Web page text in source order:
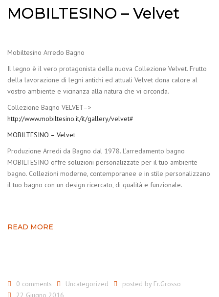
MOBILTESINO – Velvet
Mobiltesino Arredo Bagno
Il legno è il vero protagonista della nuova Collezione Velvet. Frutto
della lavorazione di legni antichi ed attuali Velvet dona calore al
vostro ambiente e vicinanza alla natura che vi circonda.
Collezione Bagno VELVET–>
http://www.mobiltesino.it/it/gallery/velvet#
MOBILTESINO – Velvet
Produzione Arredi da Bagno dal 1978. L’arredamento bagno
MOBILTESINO offre soluzioni personalizzate per il tuo ambiente
bagno. Collezioni moderne, contemporanee e in stile personalizzano
il tuo bagno con un design ricercato, di qualità e funzionale.
READ MORE
0 comments Uncategorized posted by Fr.Grosso
22 Giugno 2016